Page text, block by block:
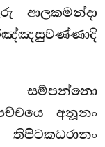
ආලකමන්දා
සම්පන්නො
අනූනං
තිපිටකධරානං